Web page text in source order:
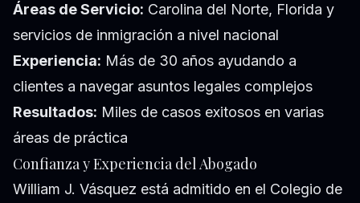
Áreas de Servicio: Carolina del Norte, Florida y
servicios de inmigración a nivel nacional
Experiencia: Más de 30 años ayudando a
clientes a navegar asuntos legales complejos
Resultados: Miles de casos exitosos en varias
áreas de práctica
Confianza y Experiencia del Abogado
William J. Vásquez está admitido en el Colegio de